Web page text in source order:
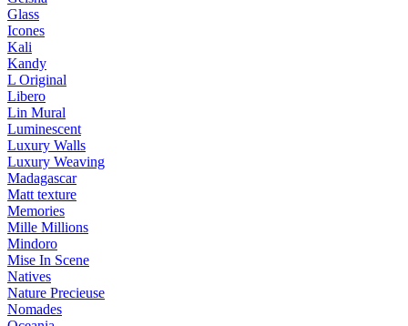
Glass
Icones
Kali
Kandy
L Original
Libero
Lin Mural
Luminescent
Luxury Walls
Luxury Weaving
Madagascar
Matt texture
Memories
Mille Millions
Mindoro
Mise In Scene
Natives
Nature Precieuse
Nomades